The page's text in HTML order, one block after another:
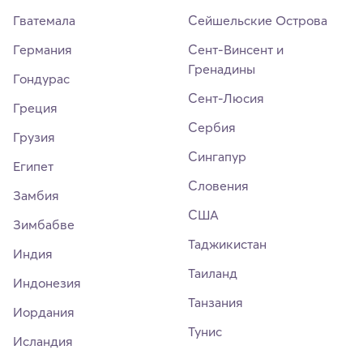
Гватемала
Германия
Гондурас
Греция
Грузия
Египет
Замбия
Зимбабве
Индия
Индонезия
Иордания
Исландия
Сейшельские Острова
Сент-Винсент и
Гренадины
Сент-Люсия
Сербия
Сингапур
Словения
США
Таджикистан
Таиланд
Танзания
Тунис